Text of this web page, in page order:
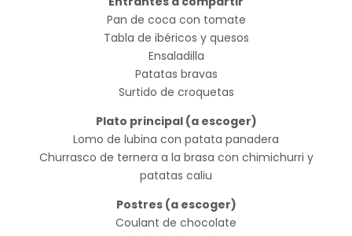
Pan de coca con tomate
Tabla de ibéricos y quesos
Ensaladilla
Patatas bravas
Surtido de croquetas
Plato principal (a escoger)
Lomo de lubina con patata panadera
Churrasco de ternera a la brasa con chimichurri y
patatas caliu
Postres (a escoger)
Coulant de chocolate